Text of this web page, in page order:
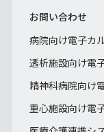
お問い合わせ
病院向け電子カ
透析施設向け電
精神科病院向け
重心施設向け電